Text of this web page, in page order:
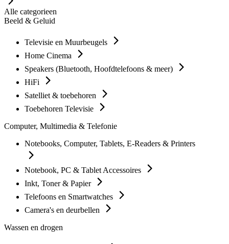
Alle categorieen
Beeld & Geluid
Televisie en Muurbeugels
Home Cinema
Speakers (Bluetooth, Hoofdtelefoons & meer)
HiFi
Satelliet & toebehoren
Toebehoren Televisie
Computer, Multimedia & Telefonie
Notebooks, Computer, Tablets, E-Readers & Printers
Notebook, PC & Tablet Accessoires
Inkt, Toner & Papier
Telefoons en Smartwatches
Camera's en deurbellen
Wassen en drogen